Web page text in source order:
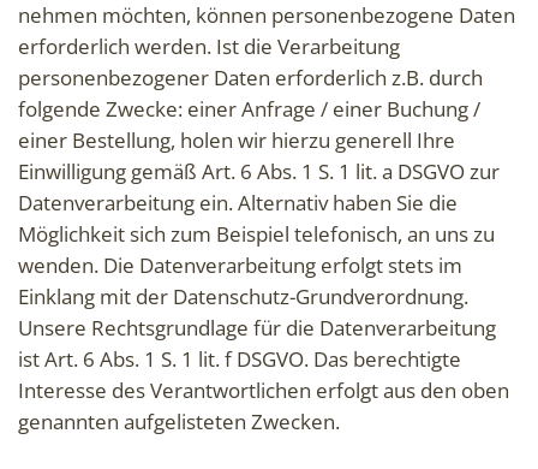
nehmen möchten, können personenbezogene Daten
erforderlich werden. Ist die Verarbeitung
personenbezogener Daten erforderlich z.B. durch
folgende Zwecke: einer Anfrage / einer Buchung /
einer Bestellung, holen wir hierzu generell Ihre
Einwilligung gemäß Art. 6 Abs. 1 S. 1 lit. a DSGVO zur
Datenverarbeitung ein. Alternativ haben Sie die
Möglichkeit sich zum Beispiel telefonisch, an uns zu
wenden. Die Datenverarbeitung erfolgt stets im
Einklang mit der Datenschutz-Grundverordnung.
Unsere Rechtsgrundlage für die Datenverarbeitung
ist Art. 6 Abs. 1 S. 1 lit. f DSGVO. Das berechtigte
Interesse des Verantwortlichen erfolgt aus den oben
genannten aufgelisteten Zwecken.